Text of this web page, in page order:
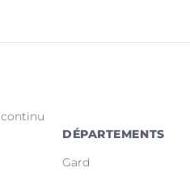
DÉPARTEMENTS
Gard